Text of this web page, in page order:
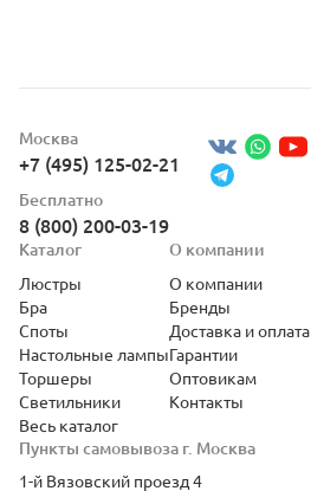
Москва
+7 (495) 125-02-21
Бесплатно
8 (800) 200-03-19
Пункты самовывоза г. Москва
1-й Вязовский проезд 4
Каталог
Люстры
Бра
Споты
Настольные лампы
Торшеры
Светильники
Весь каталог
О компании
О компании
Бренды
Доставка и оплата
Гарантии
Оптовикам
Контакты